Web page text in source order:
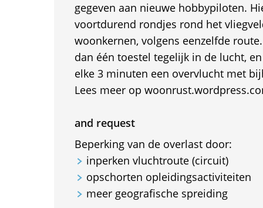
gegeven aan nieuwe hobbypiloten.
voortdurend rondjes rond het
woonkernen, volgens eenzelfde
dan één toestel tegelijk in de lucht,
elke 3 minuten een overvlucht met
Lees meer op
and request
Beperking van de overlast door:
inperken vluchtroute (circuit)
opschorten opleidingsactiviteiten
meer geografische spreiding